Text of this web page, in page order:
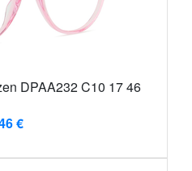
DPAA232 C10 17 46
€